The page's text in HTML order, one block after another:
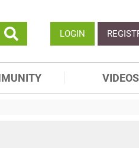
LOGIN
VIDEOS